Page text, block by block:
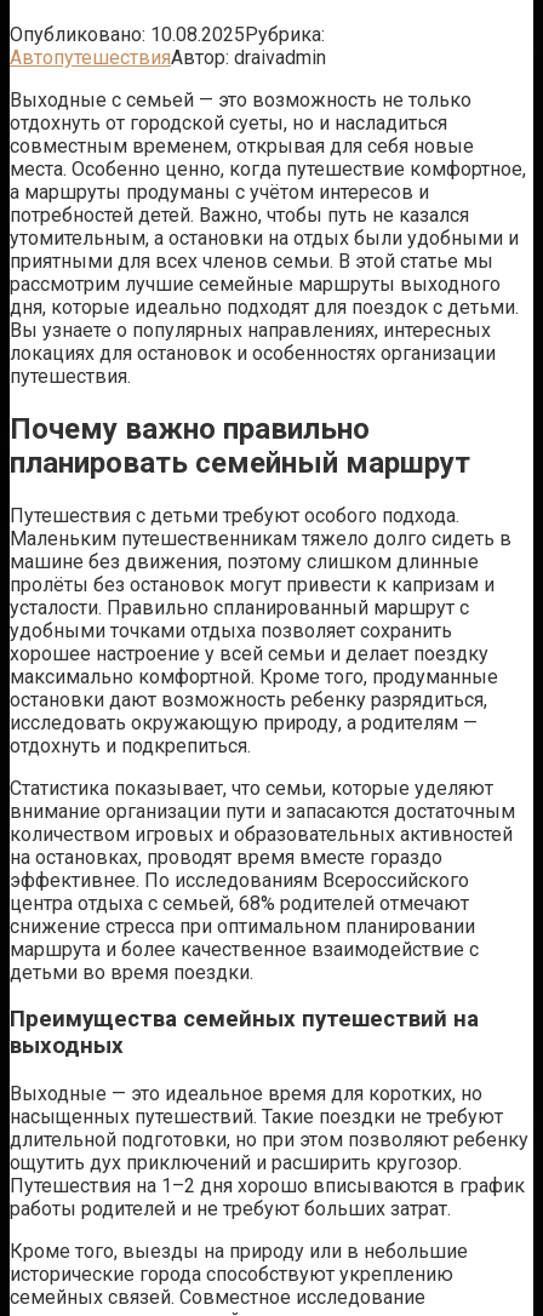
Опубликовано: 10.08.2025Рубрика:
АвтопутешествияАвтор: draivadmin
Выходные с семьей — это возможность не только
отдохнуть от городской суеты, но и насладиться
совместным временем, открывая для себя новые
места. Особенно ценно, когда путешествие комфортное,
а маршруты продуманы с учётом интересов и
потребностей детей. Важно, чтобы путь не казался
утомительным, а остановки на отдых были удобными и
приятными для всех членов семьи. В этой статье мы
рассмотрим лучшие семейные маршруты выходного
дня, которые идеально подходят для поездок с детьми.
Вы узнаете о популярных направлениях, интересных
локациях для остановок и особенностях организации
путешествия.
Почему важно правильно
планировать семейный маршрут
Путешествия с детьми требуют особого подхода.
Маленьким путешественникам тяжело долго сидеть в
машине без движения, поэтому слишком длинные
пролёты без остановок могут привести к капризам и
усталости. Правильно спланированный маршрут с
удобными точками отдыха позволяет сохранить
хорошее настроение у всей семьи и делает поездку
максимально комфортной. Кроме того, продуманные
остановки дают возможность ребенку разрядиться,
исследовать окружающую природу, а родителям —
отдохнуть и подкрепиться.
Статистика показывает, что семьи, которые уделяют
внимание организации пути и запасаются достаточным
количеством игровых и образовательных активностей
на остановках, проводят время вместе гораздо
эффективнее. По исследованиям Всероссийского
центра отдыха с семьей, 68% родителей отмечают
снижение стресса при оптимальном планировании
маршрута и более качественное взаимодействие с
детьми во время поездки.
Преимущества семейных путешествий на
выходных
Выходные — это идеальное время для коротких, но
насыщенных путешествий. Такие поездки не требуют
длительной подготовки, но при этом позволяют ребенку
ощутить дух приключений и расширить кругозор.
Путешествия на 1–2 дня хорошо вписываются в график
работы родителей и не требуют больших затрат.
Кроме того, выезды на природу или в небольшие
исторические города способствуют укреплению
семейных связей. Совместное исследование